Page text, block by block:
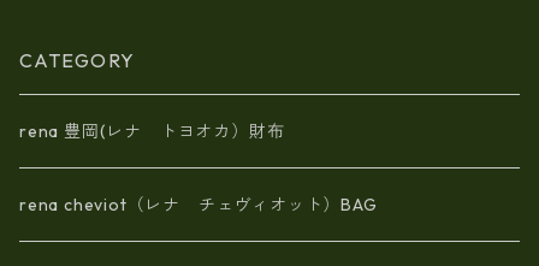
CATEGORY
rena 豊岡(レナ トヨオカ）財布
rena cheviot（レナ チェヴィオット）BAG